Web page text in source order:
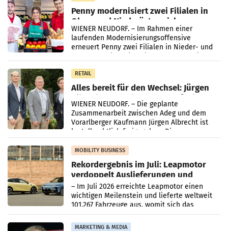
Penny modernisiert zwei Filialen in
Ober- und Niederösterreich
WIENER NEUDORF. – Im Rahmen einer
laufenden Modernisierungsoffensive
erneuert Penny zwei Filialen in Nieder- und
RETAIL
Alles bereit für den Wechsel: Jürgen
Albrecht setzt ab 1.1.2027 auf Adeg
WIENER NEUDORF. – Die geplante
Zusammenarbeit zwischen Adeg und dem
Vorarlberger Kaufmann Jürgen Albrecht ist
kartellrechtlich freigegeben: Die
Bundeswettbewerbsbehörde und der
Bundeskartellanwalt
MOBILITY BUSINESS
Rekordergebnis im Juli: Leapmotor
verdoppelt Auslieferungen und
überschreitet die 100.000er-Marke
– Im Juli 2026 erreichte Leapmotor einen
wichtigen Meilenstein und lieferte weltweit
101.267 Fahrzeuge aus, womit sich das
Ergebnis gegenüber Juli 2025 mehr als
verdoppelte (+102
MARKETING & MEDIA